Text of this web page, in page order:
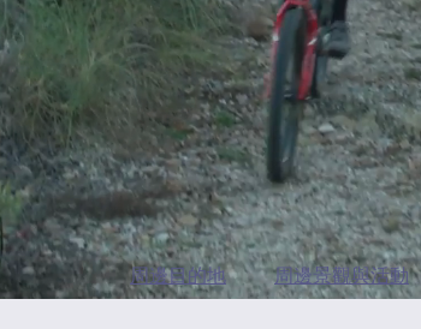
周邊目的地 周邊景觀與活動